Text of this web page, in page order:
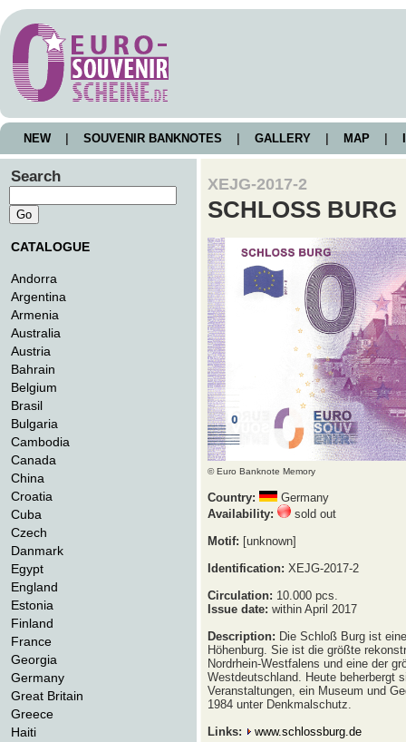
NEW SOUVENIR BANKNOTES GALLERY MAP
Search
CATALOGUE
Andorra
Argentina
Armenia
Australia
Austria
Bahrain
Belgium
Brasil
Bulgaria
Cambodia
Canada
China
Croatia
Cuba
Czech
Danmark
Egypt
England
Estonia
Finland
France
Georgia
Germany
Great Britain
Greece
Haiti
XEJG-2017-2
SCHLOSS BURG
© Euro Banknote Memory
Country:
Germany
Availability:
sold out
Motif: [unknown]
Identification: XEJG-2017-2
Circulation: 10.000 pcs.
Issue date: within April 2017
Description: Die Schloß Burg ist
Höhenburg. Sie ist die größte
Nordrhein-Westfalens und eine der
Westdeutschland. Heute beherbergt
Veranstaltungen, ein Museum und
1984 unter Denkmalschutz.
Links:
www.schlossburg.de